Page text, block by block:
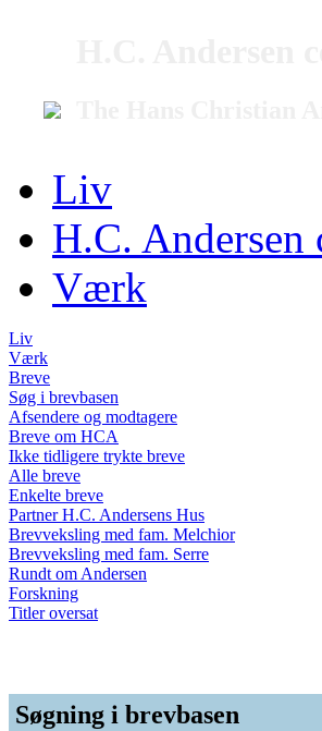
Liv
H.C. Andersen
Værk
Liv
Værk
Breve
Søg i brevbasen
Afsendere og modtagere
Breve om HCA
Ikke tidligere trykte breve
Alle breve
Enkelte breve
Partner H.C. Andersens Hus
Brevveksling med fam. Melchior
Brevveksling med fam. Serre
Rundt om Andersen
Forskning
Titler oversat
Søgning i brevbasen